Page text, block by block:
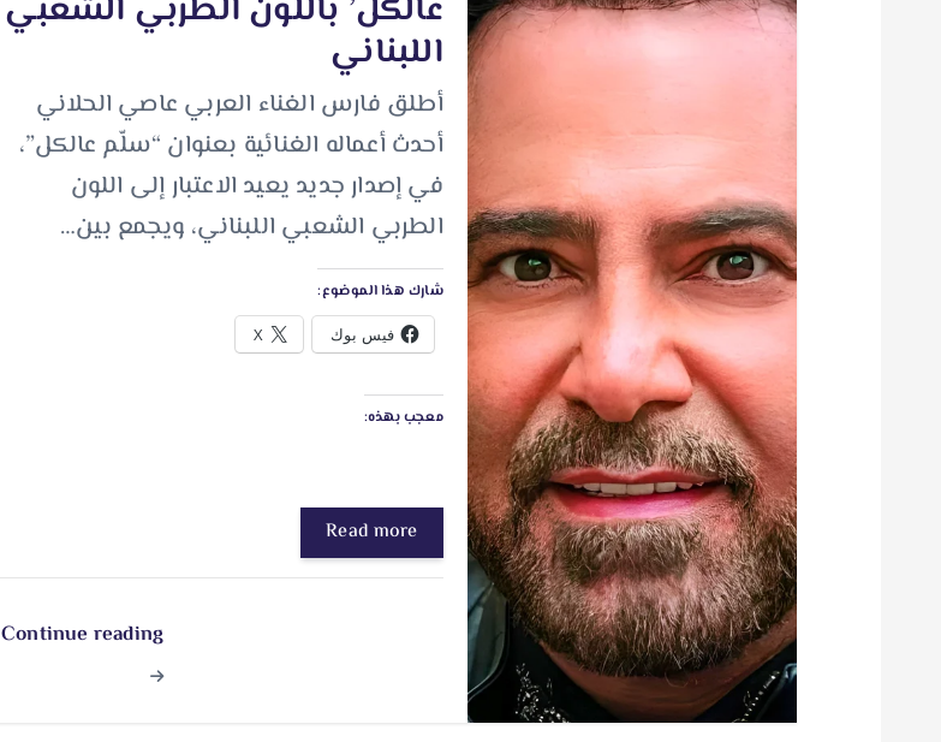
عالكل’ باللون الطربي الشعبي
اللبناني
أطلق فارس الغناء العربي عاصي الحلاني
أحدث أعماله الغنائية بعنوان “سلّم عالكل”،
في إصدار جديد يعيد الاعتبار إلى اللون
الطربي الشعبي اللبناني، ويجمع بين…
شارك هذا الموضوع:
فيس بوك X
معجب بهذه:
Read more
Continue reading